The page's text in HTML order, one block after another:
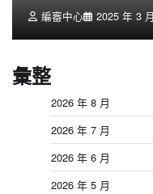
編審中心 2025 年 3
彙整
2026 年 8 月
2026 年 7 月
2026 年 6 月
2026 年 5 月